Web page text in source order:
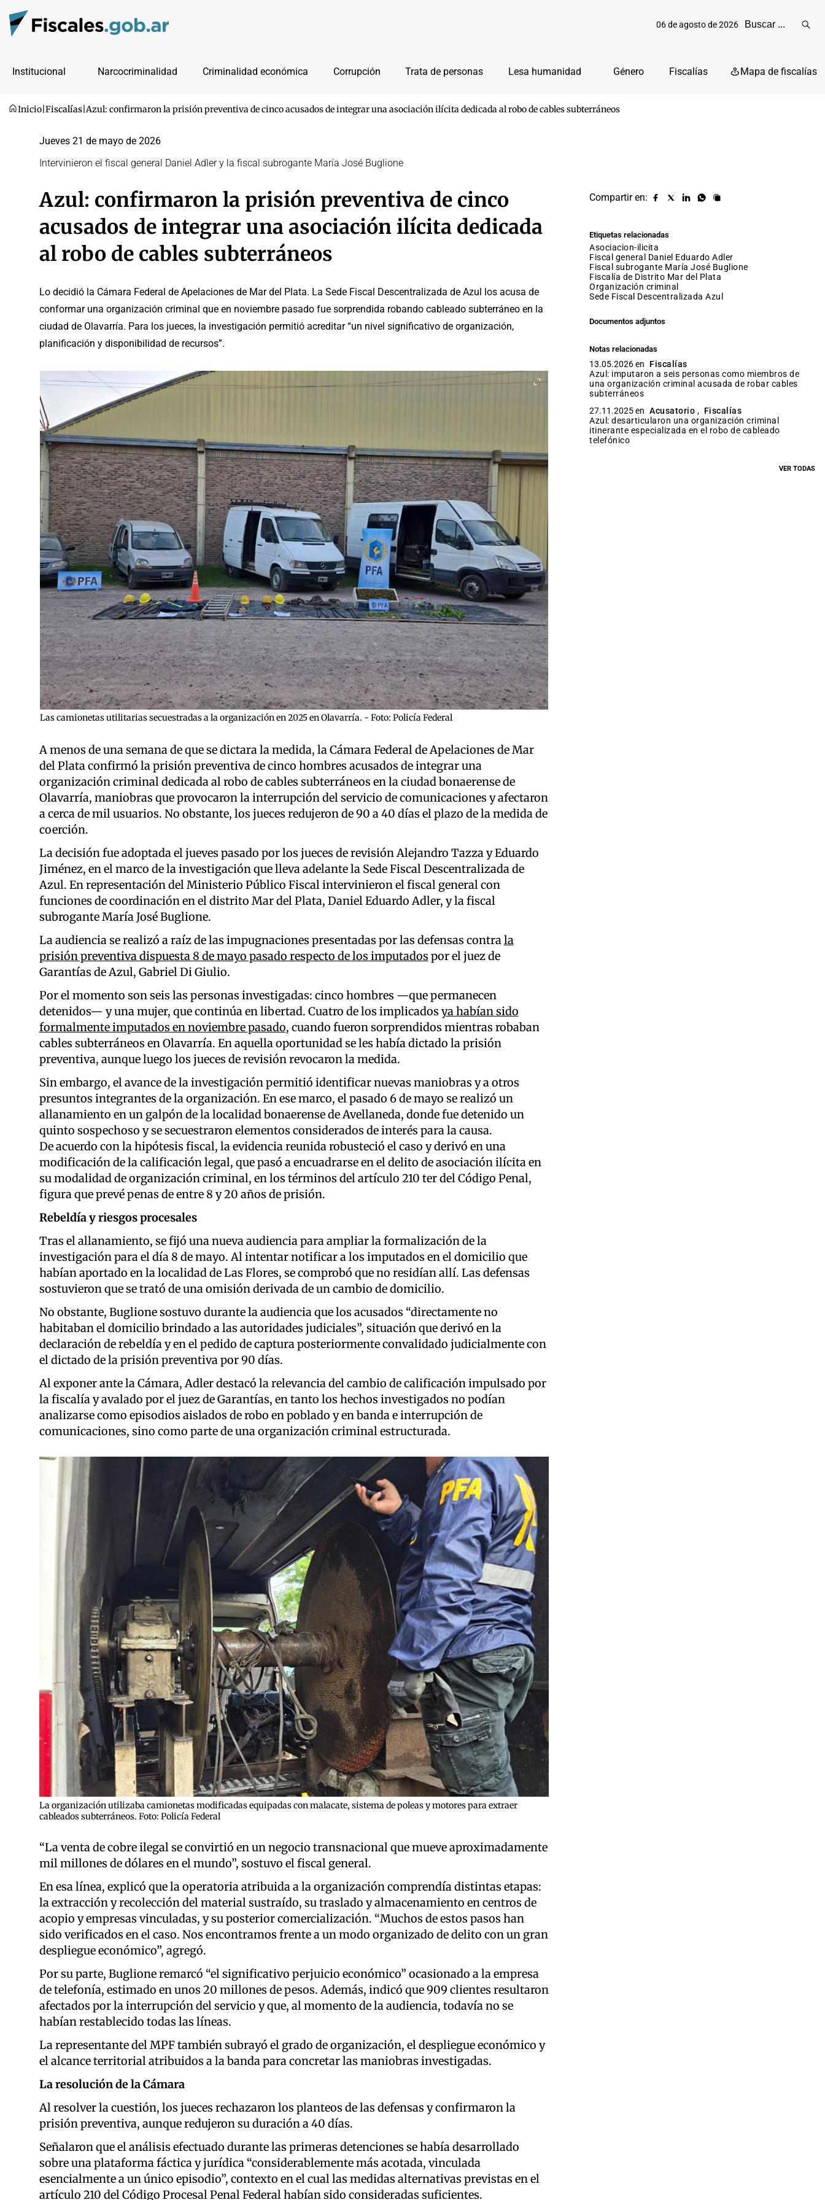
06 de agosto de 2026
Institucional Narcocriminalidad Criminalidad económica Corrupción Trata de personas Lesa humanidad Género Fiscalías Mapa de fiscalías
Inicio Fiscalías Azul: confirmaron la prisión preventiva de cinco acusados de integrar una asociación ilícita dedicada al robo de cables subterráneos
Jueves 21 de mayo de 2026
Intervinieron el fiscal general Daniel Adler y la fiscal subrogante María José Buglione
Azul: confirmaron la prisión preventiva de cinco
acusados de integrar una asociación ilícita dedicada
al robo de cables subterráneos
Lo decidió la Cámara Federal de Apelaciones de Mar del Plata. La Sede Fiscal Descentralizada de Azul los acusa de
conformar una organización criminal que en noviembre pasado fue sorprendida robando cableado subterráneo en la
ciudad de Olavarría. Para los jueces, la investigación permitió acreditar “un nivel significativo de organización,
planificación y disponibilidad de recursos”.
Las camionetas utilitarias secuestradas a la organización en 2025 en Olavarría. - Foto: Policía Federal
A menos de una semana de que se dictara la medida, la Cámara Federal de Apelaciones de Mar
del Plata confirmó la prisión preventiva de cinco hombres acusados de integrar una
organización criminal dedicada al robo de cables subterráneos en la ciudad bonaerense de
Olavarría, maniobras que provocaron la interrupción del servicio de comunicaciones y afectaron
a cerca de mil usuarios. No obstante, los jueces redujeron de 90 a 40 días el plazo de la medida de
coerción.
La decisión fue adoptada el jueves pasado por los jueces de revisión Alejandro Tazza y Eduardo
Jiménez, en el marco de la investigación que lleva adelante la Sede Fiscal Descentralizada de
Azul. En representación del Ministerio Público Fiscal intervinieron el fiscal general con
funciones de coordinación en el distrito Mar del Plata, Daniel Eduardo Adler, y la fiscal
subrogante María José Buglione.
La audiencia se realizó a raíz de las impugnaciones presentadas por las defensas contrala
prisión preventiva dispuesta 8 de mayo pasado respecto de los imputados por el juez de
Garantías de Azul, Gabriel Di Giulio.
Por el momento son seis las personas investigadas: cinco hombres —que permanecen
detenidos— y una mujer, que continúa en libertad. Cuatro de los implicados ya habían sido
formalmente imputados en noviembre pasado, cuando fueron sorprendidos mientras robaban
cables subterráneos en Olavarría. En aquella oportunidad se les había dictado la prisión
preventiva, aunque luego los jueces de revisión revocaron la medida.
Sin embargo, el avance de la investigación permitió identificar nuevas maniobras y a otros
presuntos integrantes de la organización. En ese marco, el pasado 6 de mayo se realizó un
allanamiento en un galpón de la localidad bonaerense de Avellaneda, donde fue detenido un
quinto sospechoso y se secuestraron elementos considerados de interés para la causa.
De acuerdo con la hipótesis fiscal, la evidencia reunida robusteció el caso y derivó en una
modificación de la calificación legal, que pasó a encuadrarse en el delito de asociación ilícita en
su modalidad de organización criminal, en los términos del artículo 210 ter del Código Penal,
figura que prevé penas de entre 8 y 20 años de prisión.
Rebeldía y riesgos procesales
Tras el allanamiento, se fijó una nueva audiencia para ampliar la formalización de la
investigación para el día 8 de mayo. Al intentar notificar a los imputados en el domicilio que
habían aportado en la localidad de Las Flores, se comprobó que no residían allí. Las defensas
sostuvieron que se trató de una omisión derivada de un cambio de domicilio.
No obstante, Buglione sostuvo durante la audiencia que los acusados “directamente no
habitaban el domicilio brindado a las autoridades judiciales”, situación que derivó en la
declaración de rebeldía y en el pedido de captura posteriormente convalidado judicialmente con
el dictado de la prisión preventiva por 90 días.
Al exponer ante la Cámara, Adler destacó la relevancia del cambio de calificación impulsado por
la fiscalía y avalado por el juez de Garantías, en tanto los hechos investigados no podían
analizarse como episodios aislados de robo en poblado y en banda e interrupción de
comunicaciones, sino como parte de una organización criminal estructurada.
La organización utilizaba camionetas modificadas equipadas con malacate, sistema de poleas y motores para extraer
cableados subterráneos. Foto: Policía Federal
“La venta de cobre ilegal se convirtió en un negocio transnacional que mueve aproximadamente
mil millones de dólares en el mundo”, sostuvo el fiscal general.
En esa línea, explicó que la operatoria atribuida a la organización comprendía distintas etapas:
la extracción y recolección del material sustraído, su traslado y almacenamiento en centros de
acopio y empresas vinculadas, y su posterior comercialización. “Muchos de estos pasos han
sido verificados en el caso. Nos encontramos frente a un modo organizado de delito con un gran
despliegue económico”, agregó.
Por su parte, Buglione remarcó “el significativo perjuicio económico” ocasionado a la empresa
de telefonía, estimado en unos 20 millones de pesos. Además, indicó que 909 clientes resultaron
afectados por la interrupción del servicio y que, al momento de la audiencia, todavía no se
habían restablecido todas las líneas.
La representante del MPF también subrayó el grado de organización, el despliegue económico y
el alcance territorial atribuidos a la banda para concretar las maniobras investigadas.
La resolución de la Cámara
Al resolver la cuestión, los jueces rechazaron los planteos de las defensas y confirmaron la
prisión preventiva, aunque redujeron su duración a 40 días.
Señalaron que el análisis efectuado durante las primeras detenciones se había desarrollado
sobre una plataforma fáctica y jurídica “considerablemente más acotada, vinculada
esencialmente a un único episodio”, contexto en el cual las medidas alternativas previstas en el
artículo 210 del Código Procesal Penal Federal habían sido consideradas suficientes.
Compartir en:
Compartir
Compartir
Compartir
Compartir
Copiar
Etiquetas relacionadas
asociacion-ilicita
fiscal general Daniel Eduardo Adler
fiscal subrogante María José Buglione
Fiscalía de Distrito Mar del Plata
organización criminal
Sede Fiscal Descentralizada Azul
Documentos adjuntos
Notas relacionadas
13.05.2026 en
Fiscalías
Azul: imputaron a seis personas como miembros de
una organización criminal acusada de robar cables
subterráneos
27.11.2025 en Acusatorio , Fiscalías
Azul: desarticularon una organización criminal
itinerante especializada en el robo de cableado
telefónico
VER TODAS